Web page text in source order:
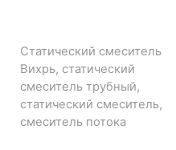
Статический смеситель
Вихрь, статический
смеситель трубный,
статический смеситель,
смеситель потока